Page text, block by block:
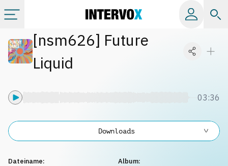
Kategorien
Labels
[nsm626] Future
Liquid
03:36
Dateiname:
Album:
Downloads